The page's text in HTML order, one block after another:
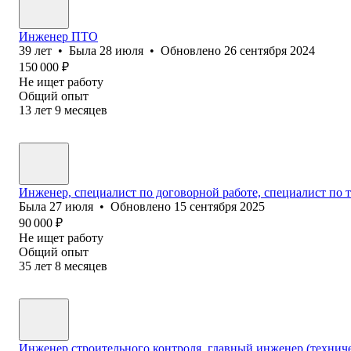
Инженер ПТО
39 лет • Была 28 июля • Обновлено 26 сентября 2024
150 000 ₽
Не ищет работу
Общий опыт
13 лет 9 месяцев
Инженер, специалист по договорной работе, специалист по
Была 27 июля • Обновлено 15 сентября 2025
90 000 ₽
Не ищет работу
Общий опыт
35 лет 8 месяцев
Инженер строительного контроля, главный инженер